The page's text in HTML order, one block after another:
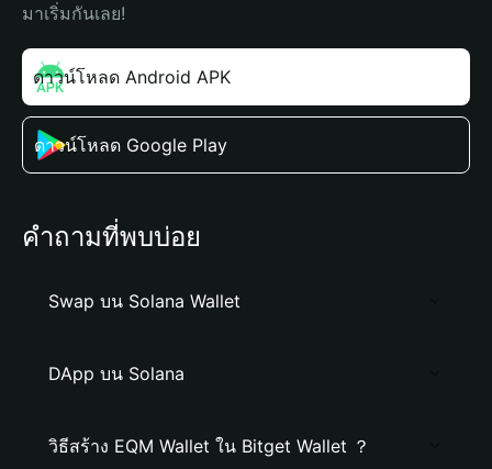
มาเริ่มกันเลย!
ดาวน์โหลด Android APK
ดาวน์โหลด Google Play
คำถามที่พบบ่อย
Swap บน Solana Wallet
DApp บน Solana
วิธีสร้าง EQM Wallet ใน Bitget Wallet ？